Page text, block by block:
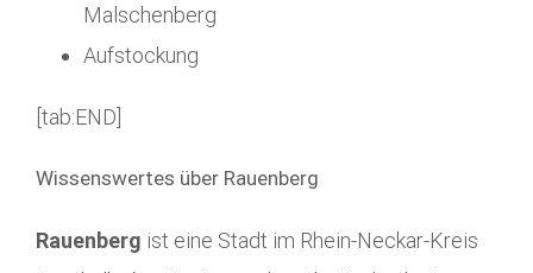
Malschenberg
Aufstockung
[tab:END]
Wissenswertes über Rauenberg
Rauenberg ist eine Stadt im Rhein-Neckar-Kreis